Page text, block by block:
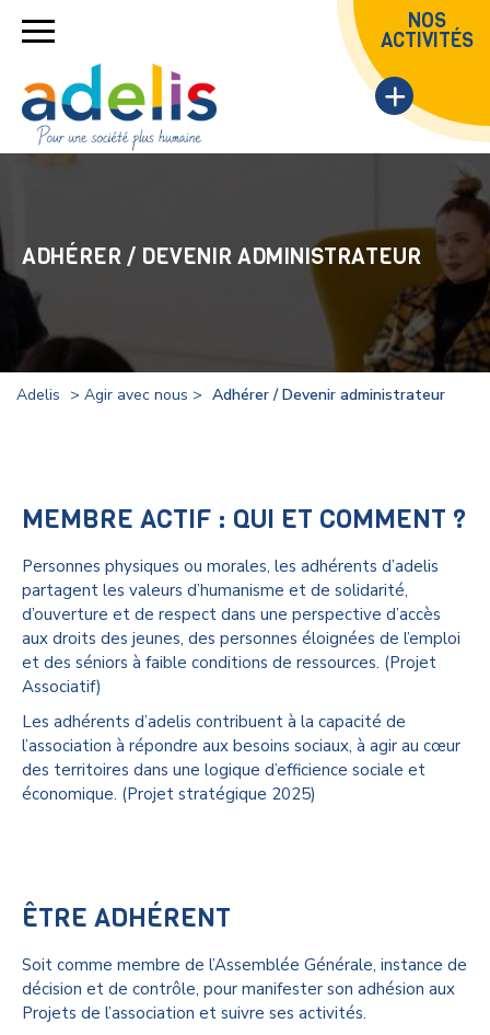
NOS
ACTIVITÉS
ADHÉRER / DEVENIR ADMINISTRATEUR
Adelis > Agir avec nous > Adhérer / Devenir administrateur
MEMBRE ACTIF : QUI ET COMMENT ?
Personnes physiques ou morales, les adhérents d’adelis
partagent les valeurs d’humanisme et de solidarité,
d’ouverture et de respect dans une perspective d’accès
aux droits des jeunes, des personnes éloignées de l’emploi
et des séniors à faible conditions de ressources. (Projet
Associatif)
Les adhérents d’adelis contribuent à la capacité de
l’association à répondre aux besoins sociaux, à agir au cœur
des territoires dans une logique d’efficience sociale et
économique. (Projet stratégique 2025)
ÊTRE ADHÉRENT
Soit comme membre de l’Assemblée Générale, instance de
décision et de contrôle, pour manifester son adhésion aux
Projets de l’association et suivre ses activités.